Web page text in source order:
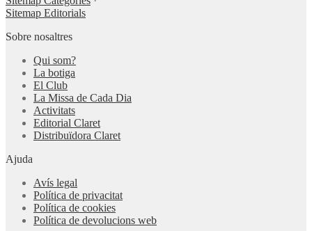
Sitemap Editorials
Sobre nosaltres
Qui som?
La botiga
El Club
La Missa de Cada Dia
Activitats
Editorial Claret
Distribuïdora Claret
Ajuda
Avís legal
Política de privacitat
Política de cookies
Política de devolucions web